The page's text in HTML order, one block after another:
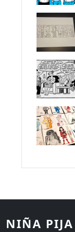
NIÑA PIJA